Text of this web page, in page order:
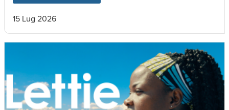
15 Lug 2026